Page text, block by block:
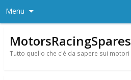
Menu
MotorsRacingSpares
Tutto quello che c'è da sapere sui motori